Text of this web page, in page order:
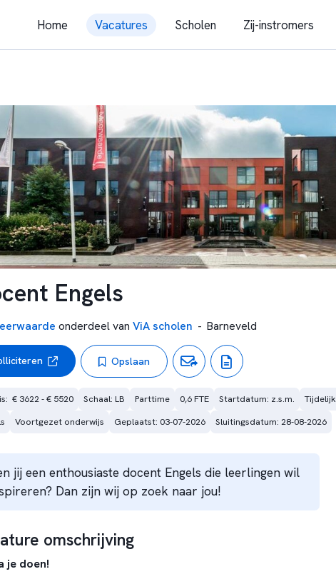
Home Vacatures Scholen Zij-instromers
Engels
onderdeel van ViA scholen - Barneveld
Opslaan
€ 3622 - € 5520 Schaal: LB Parttime 0,6 FTE Startdatum: z.s.m. Tijdelijk
Voortgezet onderwijs Geplaatst: 03-07-2026 Sluitingsdatum: 28-08-2026
jij een enthousiaste docent Engels die leerlingen wil
Dan zijn wij op zoek naar jou!
omschrijving
je doen!